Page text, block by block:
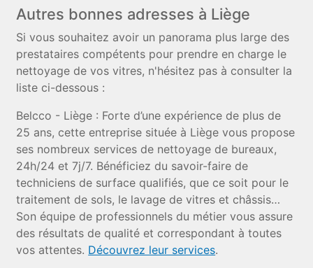
Autres bonnes adresses à Liège
Si vous souhaitez avoir un panorama plus large des
prestataires compétents pour prendre en charge le
nettoyage de vos vitres, n'hésitez pas à consulter la
liste ci-dessous :
Belcco - Liège : Forte d’une expérience de plus de
25 ans, cette entreprise située à Liège vous propose
ses nombreux services de nettoyage de bureaux,
24h/24 et 7j/7. Bénéficiez du savoir-faire de
techniciens de surface qualifiés, que ce soit pour le
traitement de sols, le lavage de vitres et châssis…
Son équipe de professionnels du métier vous assure
des résultats de qualité et correspondant à toutes
vos attentes. Découvrez leur services.